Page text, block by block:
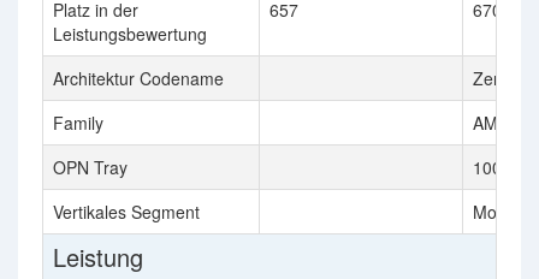
Platz in der
Leistungsbewertung
657 670
Architektur Codename
Zen 3
Family
AMD
OPN Tray
100-
Vertikales Segment
Mobile
Leistung